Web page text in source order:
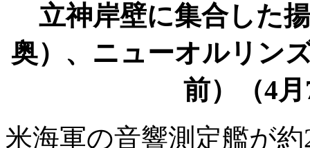
立神岸壁に集合した
奥）、ニューオルリン
前）（4
米海軍の音響測定艦が